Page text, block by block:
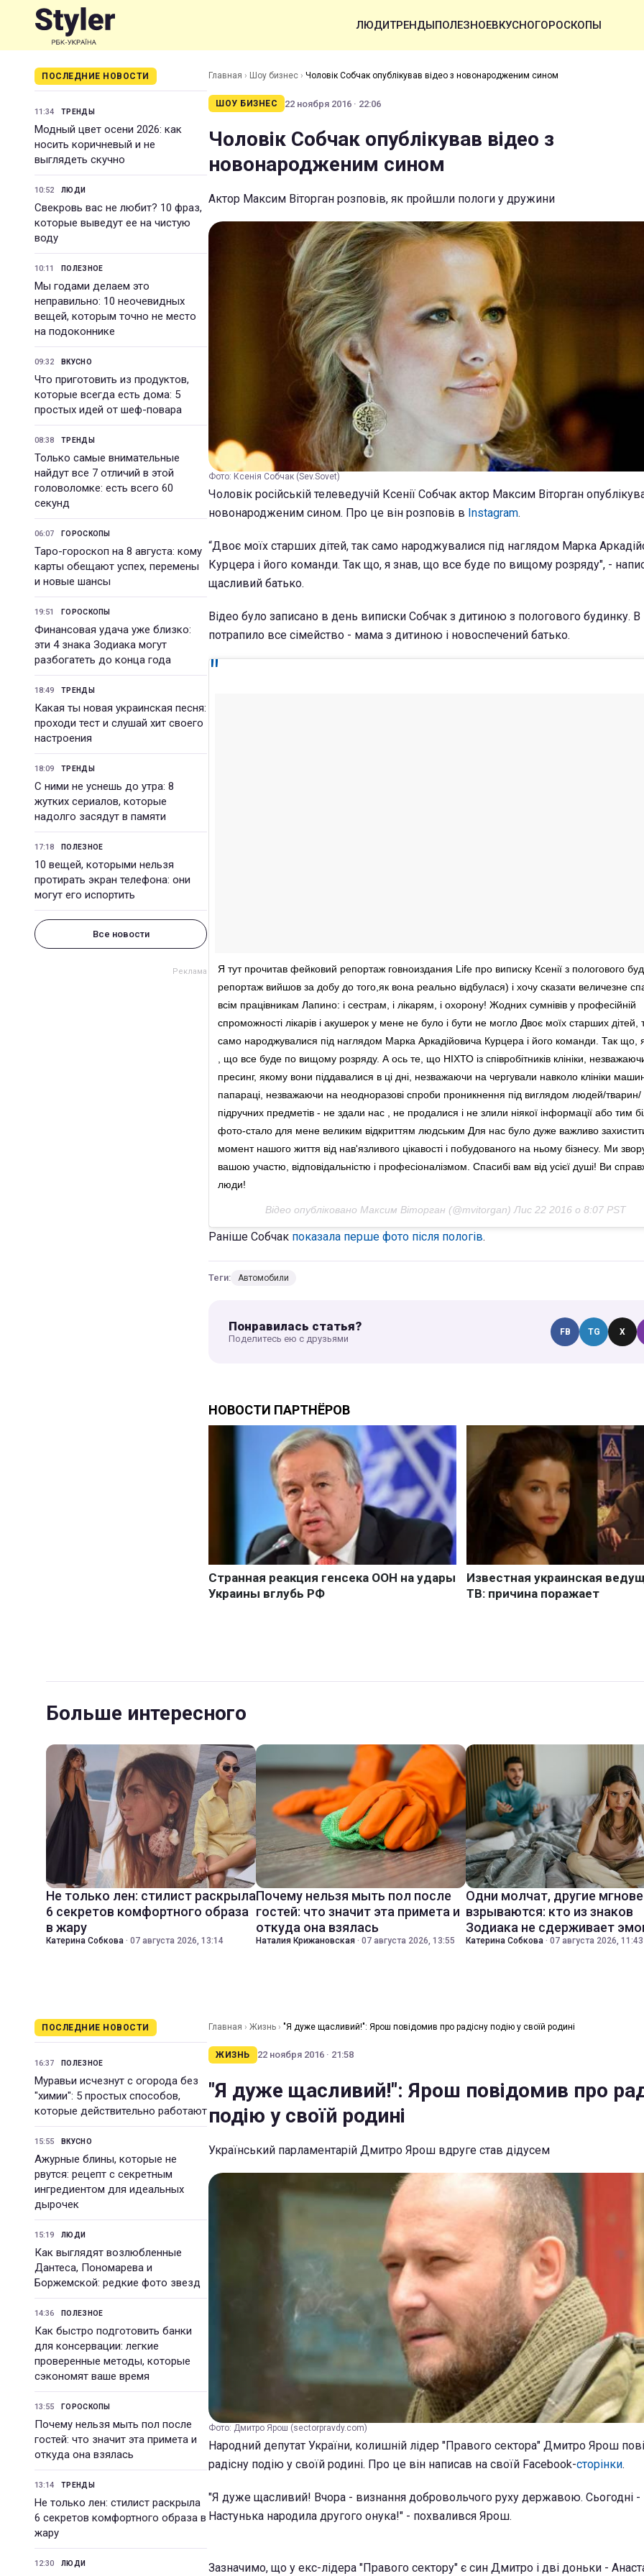
ЛЮДИТРЕНДЫПОЛЕЗНОЕВКУСНОГОРОСКОПЫ
ПОСЛЕДНИЕ НОВОСТИ
11:34 ТРЕНДЫ
Модный цвет осени 2026: как
носить коричневый и не
выглядеть скучно
10:52 ЛЮДИ
Свекровь вас не любит? 10 фраз,
которые выведут ее на чистую
воду
10:11 ПОЛЕЗНОЕ
Мы годами делаем это
неправильно: 10 неочевидных
вещей, которым точно не место
на подоконнике
09:32 ВКУСНО
Что приготовить из продуктов,
которые всегда есть дома: 5
простых идей от шеф-повара
08:38 ТРЕНДЫ
Только самые внимательные
найдут все 7 отличий в этой
головоломке: есть всего 60
секунд
06:07 ГОРОСКОПЫ
Таро-гороскоп на 8 августа: кому
карты обещают успех, перемены
и новые шансы
19:51 ГОРОСКОПЫ
Финансовая удача уже близко:
эти 4 знака Зодиака могут
разбогатеть до конца года
18:49 ТРЕНДЫ
Какая ты новая украинская песня:
проходи тест и слушай хит своего
настроения
18:09 ТРЕНДЫ
С ними не уснешь до утра: 8
жутких сериалов, которые
надолго засядут в памяти
17:18 ПОЛЕЗНОЕ
10 вещей, которыми нельзя
протирать экран телефона: они
могут его испортить
Все новости
Главная › Шоу бизнес › Чоловік Собчак опублікував відео з новонародженим сином
ШОУ БИЗНЕС 22 ноября 2016 · 22:06
Чоловік Собчак опублікував відео з
новонародженим сином
Актор Максим Віторган розповів, як пройшли пологи у дружини
Фото: Ксенія Собчак (Sev.Sovet)
Чоловік російській телеведучій Ксенії Собчак актор Максим Віторган
новонародженим сином. Про це він розповів в Instagram.
“Двоє моїх старших дітей, так само народжувалися під наглядом Марка
Курцера і його команди. Так що, я знав, що все буде по вищому розряду", -
щасливий батько.
Відео було записано в день виписки Собчак з дитиною з пологового будинку. В
потрапило все сімейство - мама з дитиною і новоспечений батько.
Я тут прочитав фейковий репортаж говноиздания Life про виписку Ксенії з пологового
репортаж вийшов за добу до того,як вона реально відбулася) і хочу сказати величезне
всім працівникам Лапино: і сестрам, і лікарям, і охорону! Жодних сумнівів у професійній
спроможності лікарів і акушерок у мене не було і бути не могло Двоє моїх старших дітей,
само народжувалися під наглядом Марка Аркадійовича Курцера і його команди. Так що,
, що все буде по вищому розряду. А ось те, що НІХТО із співробітників клініки,
пресинг, якому вони піддавалися в ці дні, незважаючи на чергували навколо клініки
папараці, незважаючи на неодноразові спроби проникнення під виглядом людей/тварин/
підручних предметів - не здали нас , не продалися і не злили ніякої інформації або тим
фото-стало для мене великим відкриттям людським Для нас було дуже важливо
момент нашого життя від нав'язливого цікавості і побудованого на ньому бізнесу. Ми
вашою участю, відповідальністю і професіоналізмом. Спасибі вам від усієї душі! Ви
люди!
Відео опубліковано Максим Віторган (@mvitorgan) Лис 22 2016 о 8:07 PST
Раніше Собчак показала перше фото після пологів.
Теги: Автомобили
Понравилась статья?
Поделитесь ею с друзьями
FB TG X
Больше интересного
Не только лен: стилист раскрыла
6 секретов комфортного образа
в жару
Катерина Собкова · 07 августа 2026, 13:14
Почему нельзя мыть пол после
гостей: что значит эта примета и
откуда она взялась
Наталия Крижановская · 07 августа 2026, 13:55
Одни молчат, другие
взрываются: кто из знаков
Зодиака не сдерживает
Катерина Собкова · 07 августа 2026, 11:43
ПОСЛЕДНИЕ НОВОСТИ
16:37 ПОЛЕЗНОЕ
Муравьи исчезнут с огорода без
"химии": 5 простых способов,
которые действительно работают
15:55 ВКУСНО
Ажурные блины, которые не
рвутся: рецепт с секретным
ингредиентом для идеальных
дырочек
15:19 ЛЮДИ
Как выглядят возлюбленные
Дантеса, Пономарева и
Боржемской: редкие фото звезд
14:36 ПОЛЕЗНОЕ
Как быстро подготовить банки
для консервации: легкие
проверенные методы, которые
сэкономят ваше время
13:55 ГОРОСКОПЫ
Почему нельзя мыть пол после
гостей: что значит эта примета и
откуда она взялась
13:14 ТРЕНДЫ
Не только лен: стилист раскрыла
6 секретов комфортного образа в
жару
12:30 ЛЮДИ
Главная › Жизнь › "Я дуже щасливий!": Ярош повідомив про радісну подію у своїй родині
ЖИЗНЬ 22 ноября 2016 · 21:58
"Я дуже щасливий!": Ярош повідомив про
подію у своїй родині
Український парламентарій Дмитро Ярош вдруге став дідусем
Фото: Дмитро Ярош (sectorpravdy.com)
Народний депутат України, колишній лідер "Правого сектора" Дмитро Ярош
радісну подію у своїй родині. Про це він написав на своїй Facebook-сторінки.
"Я дуже щасливий! Вчора - визнання добровольчого руху державою. Сьогодні -
Настунька народила другого онука!" - похвалився Ярош.
Зазначимо, що у екс-лідера "Правого сектору" є син Дмитро і дві доньки -